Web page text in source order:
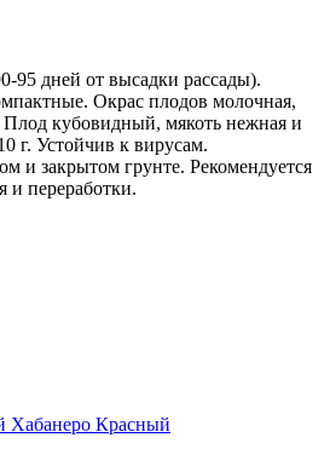
95 дней от высадки рассады).
Окрас плодов молочная,
кубовидный, мякоть нежная и
г. Устойчив к вирусам.
и закрытом грунте. Рекомендуется
и переработки.